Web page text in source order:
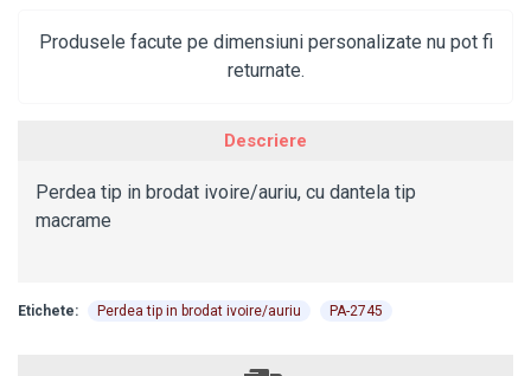
Produsele facute pe dimensiuni personalizate nu pot fi
returnate.
Descriere
Perdea tip in brodat ivoire/auriu, cu dantela tip
macrame
Etichete: Perdea tip in brodat ivoire/auriu PA-2745